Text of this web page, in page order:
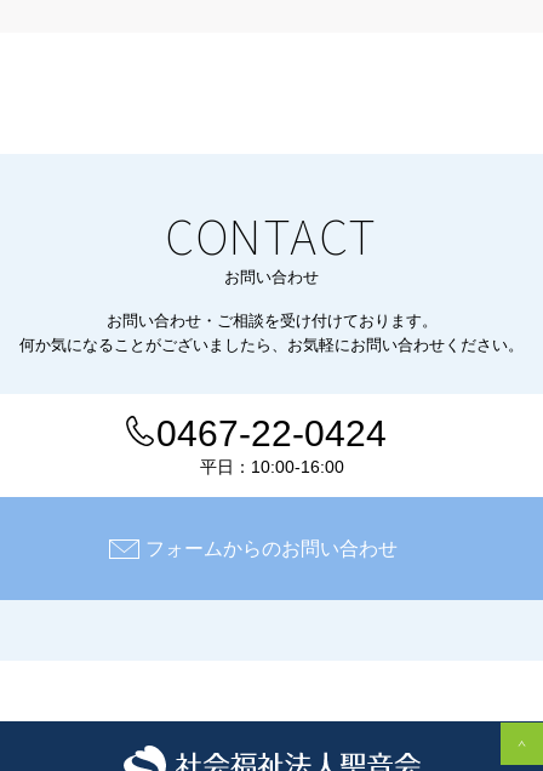
CONTACT
お問い合わせ
お問い合わせ・ご相談を受け付けております。
何か気になることがございましたら、お気軽にお問い合わせください。
0467-22-0424
平日：10:00-16:00
フォームからのお問い合わせ